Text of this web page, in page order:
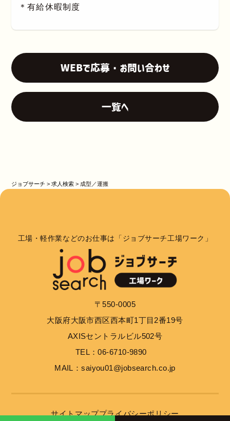
＊有給休暇制度
WEBで応募・お問い合わせ
一覧へ
ジョブサーチ >求人検索 > 成型／運搬
工場・軽作業などのお仕事は「ジョブサーチ工場ワーク」
〒550-0005
大阪府大阪市西区西本町1丁目2番19号
AXISセントラルビル502号
TEL：06-6710-9890
MAIL：saiyou01@jobsearch.co.jp
サイトマッププライバシーポリシー